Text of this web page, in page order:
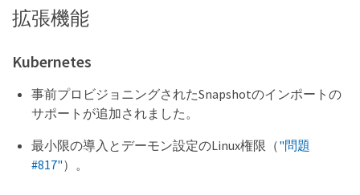
拡張機能
Kubernetes
事前プロビジョニングされたSnapshotのインポートの
サポートが追加されました。
最小限の導入とデーモン設定のLinux権限（"問題
#817"）。